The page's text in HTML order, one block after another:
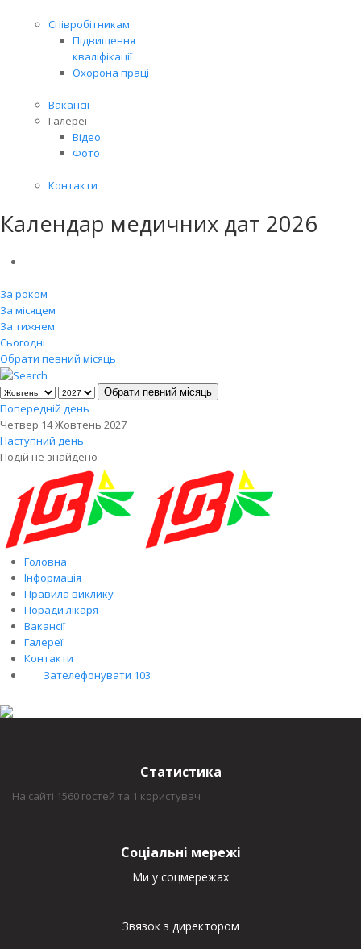
Співробітникам
Підвищення
кваліфікації
Охорона праці
Вакансії
Галереї
Відео
Фото
Контакти
Календар медичних дат 2026
За роком
За місяцем
За тижнем
Сьогодні
Обрати певний місяць
Обрати певний місяць
Попередній день
Четвер 14 Жовтень 2027
Наступний день
Подій не знайдено
Головна
Інформація
Правила виклику
Поради лікаря
Вакансії
Галереї
Контакти
Зателефонувати 103
Статистика
На сайті 1560 гостей та 1 користувач
Соціальні мережі
Ми у соцмережах
Звязок з директором